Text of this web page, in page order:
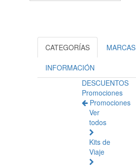
productos
cuidados
CATEGORÍAS MARCAS
INFORMACIÓN
DESCUENTOS
Promociones
Promociones
Ver
todos
Kits de
Viaje